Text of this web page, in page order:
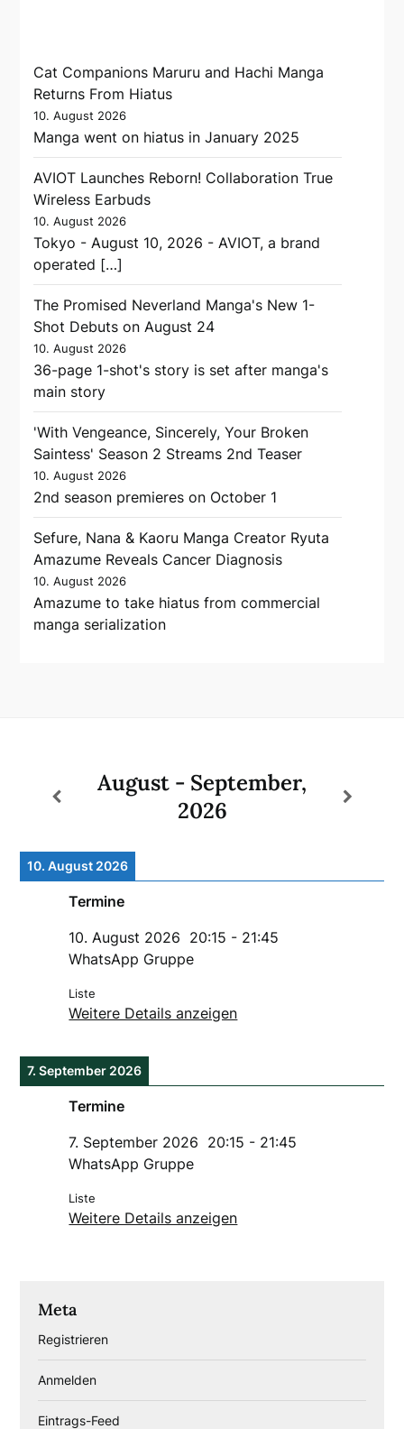
Cat Companions Maruru and Hachi Manga
Returns From Hiatus
10. August 2026
Manga went on hiatus in January 2025
AVIOT Launches Reborn! Collaboration True
Wireless Earbuds
10. August 2026
Tokyo - August 10, 2026 - AVIOT, a brand
operated […]
The Promised Neverland Manga's New 1-
Shot Debuts on August 24
10. August 2026
36-page 1-shot's story is set after manga's
main story
'With Vengeance, Sincerely, Your Broken
Saintess' Season 2 Streams 2nd Teaser
10. August 2026
2nd season premieres on October 1
Sefure, Nana & Kaoru Manga Creator Ryuta
Amazume Reveals Cancer Diagnosis
10. August 2026
Amazume to take hiatus from commercial
manga serialization
August - September,
2026
10. August 2026
Termine
10. August 2026 20:15 - 21:45
WhatsApp Gruppe
Liste
Weitere Details anzeigen
7. September 2026
Termine
7. September 2026 20:15 - 21:45
WhatsApp Gruppe
Liste
Weitere Details anzeigen
Meta
Registrieren
Anmelden
Eintrags-Feed